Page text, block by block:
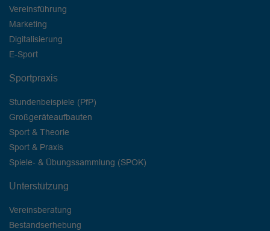
Vereinsführung
Marketing
Digitalisierung
E-Sport
Sportpraxis
Stundenbeispiele (PfP)
Großgeräteaufbauten
Sport & Theorie
Sport & Praxis
Spiele- & Übungssammlung (SPOK)
Unterstützung
Vereinsberatung
Bestandserhebung